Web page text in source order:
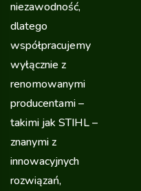
niezawodność,
dlatego
współpracujemy
wyłącznie z
renomowanymi
producentami –
takimi jak STIHL –
znanymi z
innowacyjnych
rozwiązań,